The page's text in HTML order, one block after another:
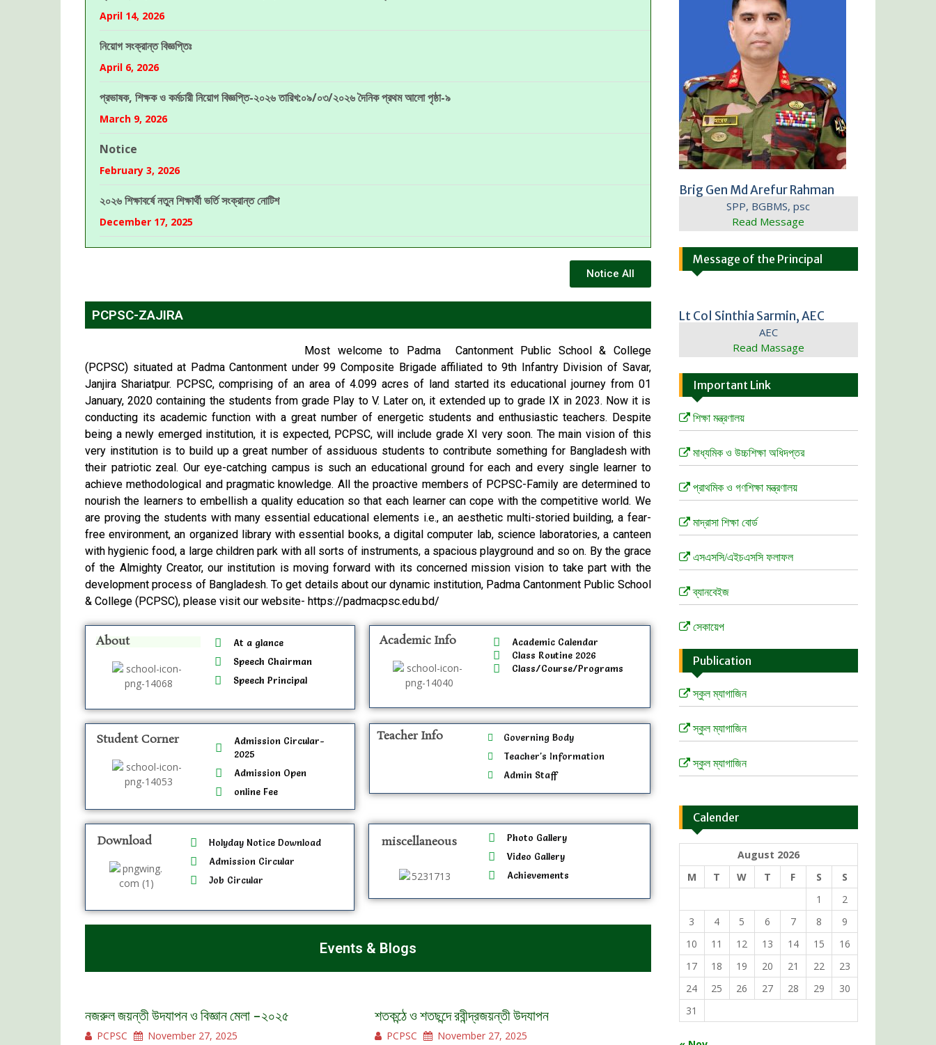
April 14, 2026
নিয়োগ সংক্রান্ত বিজ্ঞপ্তিঃ
April 6, 2026
প্রভাষক, শিক্ষক ও কর্মচারী নিয়োগ বিজ্ঞপ্তি-২০২৬ তারিখ:০৯/০৩/২০২৬ দৈনিক প্রথম আলো পৃষ্ঠা-৯
March 9, 2026
Notice
February 3, 2026
২০২৬ শিক্ষাবর্ষে নতুন শিক্ষার্থী ভর্তি সংক্রান্ত নোটিশ
December 17, 2025
Notice All
PCPSC-ZAJIRA
Most welcome to Padma Cantonment Public School & College
(PCPSC) situated at Padma Cantonment under 99 Composite Brigade affiliated to 9th Infantry Division of Savar,
Janjira Shariatpur. PCPSC, comprising of an area of 4.099 acres of land started its educational journey from 01
January, 2020 containing the students from grade Play to V. Later on, it extended up to grade IX in 2023. Now it is
conducting its academic function with a great number of energetic students and enthusiastic teachers. Despite
being a newly emerged institution, it is expected, PCPSC, will include grade XI very soon. The main vision of this
very institution is to build up a great number of assiduous students to contribute something for Bangladesh with
their patriotic zeal. Our eye-catching campus is such an educational ground for each and every single learner to
achieve methodological and pragmatic knowledge. All the proactive members of PCPSC-Family are determined to
nourish the learners to embellish a quality education so that each learner can cope with the competitive world. We
are proving the students with many essential educational elements i.e., an aesthetic multi-storied building, a fear-
free environment, an organized library with essential books, a digital computer lab, science laboratories, a canteen
with hygienic food, a large children park with all sorts of instruments, a spacious playground and so on. By the grace
of the Almighty Creator, our institution is moving forward with its concerned mission vision to take part with the
development process of Bangladesh. To get details about our dynamic institution, Padma Cantonment Public School
& College (PCPSC), please visit our website- https://padmacpsc.edu.bd/
About
At a glance
Speech Chairman
Speech Principal
Academic Info
Academic Calendar
Class Routine 2026
Class/Course/Programs
Student Corner
Admission Circular-
2025
Admission Open
online Fee
Teacher Info
Governing Body
Teacher's Information
Admin Staff
Download
Holyday Notice Download
Admission Circular
Job Circular
miscellaneous
Photo Gallery
Video Gallery
Achievements
Events & Blogs
নজরুল জয়ন্তী উদযাপন ও বিজ্ঞান মেলা -২০২৫
PCPSC November 27, 2025
শতকন্ঠে ও শতছন্দে রবীন্দ্রজয়ন্তী উদযাপন
PCPSC November 27, 2025
Brig Gen Md Arefur Rahman
SPP, BGBMS, psc
Read Message
Message of the Principal
Lt Col Sinthia Sarmin, AEC
AEC
Read Massage
Important Link
 শিক্ষা মন্ত্রণালয়
 মাধ্যমিক ও উচ্চশিক্ষা অধিদপ্তর
 প্রাথমিক ও গণশিক্ষা মন্ত্রণালয়
 মাদ্রাসা শিক্ষা বোর্ড
 এসএসসি/এইচএসসি ফলাফল
 ব্যানবেইজ
 সেকায়েপ
Publication
 স্কুল ম্যাগাজিন
 স্কুল ম্যাগাজিন
 স্কুল ম্যাগাজিন
Calender
August 2026
M
T W T F S
S
1
2
3
4 5 6 7 8
9
10
11 12 13 14 15
16
17
18 19 20 21 22
23
24
25 26 27 28 29
30
31